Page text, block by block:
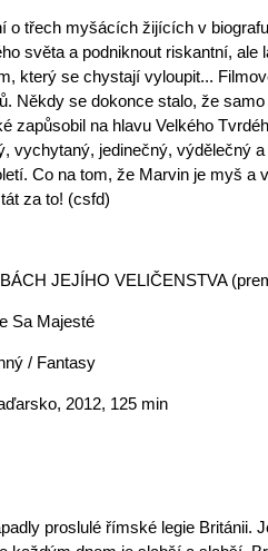
o třech myšácích žijících v
světa a podniknout riskantní, ale
který se chystají vyloupit...
Někdy se dokonce stalo, že
zapůsobil na hlavu Velkého
vychytaný, jedinečný, výdělečný
Co na tom, že Marvin je myš a
za to! (csfd)
JEJÍHO VELIČENSTVA
Sa Majesté
/ Fantasy
2012, 125 min
proslulé římské legie Británii.